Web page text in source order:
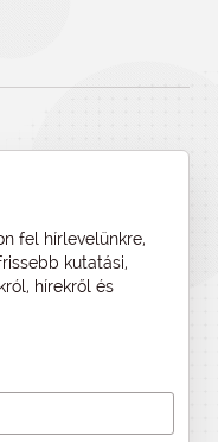
fel hírlevelünkre,
kutatási,
hírekről és